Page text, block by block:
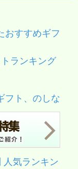
おすすめギフ
ランキング
フト、のしな
人気ランキン